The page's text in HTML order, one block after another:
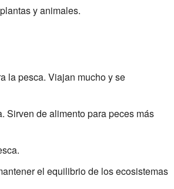
y animales.
la pesca. Viajan mucho y se
Sirven de alimento para peces más
el equilibrio de los ecosistemas